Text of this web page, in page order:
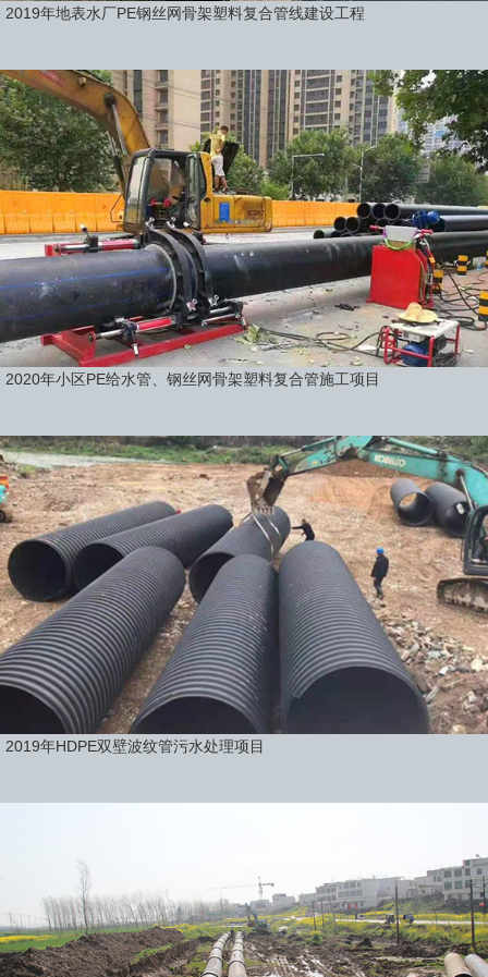
2019年地表水厂PE钢丝网骨架塑料复合管线建设工程
2020年小区PE给水管、钢丝网骨架塑料复合管施工项目
2019年HDPE双壁波纹管污水处理项目